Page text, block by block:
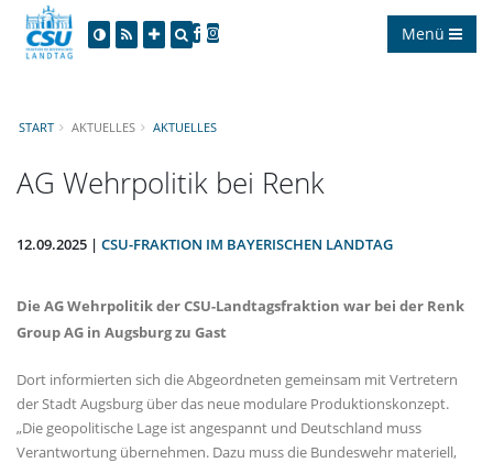
Menü
START AKTUELLES AKTUELLES
AG Wehrpolitik bei Renk
12.09.2025 | CSU-FRAKTION IM BAYERISCHEN LANDTAG
Die AG Wehrpolitik der CSU-Landtagsfraktion war bei der Renk
Group AG in Augsburg zu Gast
Dort informierten sich die Abgeordneten gemeinsam mit Vertretern
der Stadt Augsburg über das neue modulare Produktionskonzept.
Die geopolitische Lage ist angespannt und Deutschland muss
Verantwortung übernehmen. Dazu muss die Bundeswehr materiell,